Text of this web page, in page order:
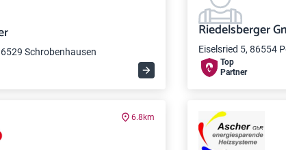
Schrobenhausen
Riedelsberger
Eiselsried 5, 86554
Top
Partner
6.8km